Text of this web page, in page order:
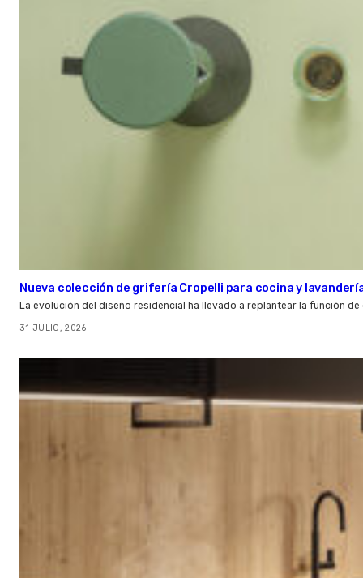
Nueva colección de grifería Cropelli para cocina y
La evolución del diseño residencial ha llevado a replantear la función
31 JULIO, 2026